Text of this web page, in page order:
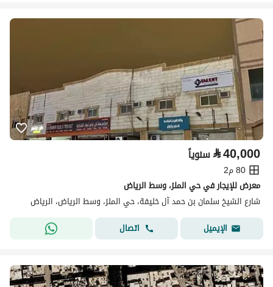
⃁40,000 سنوياً
80 م2
معرض للإيجار في حي الملز، وسط الرياض
شارع الشيخ سلمان بن حمد آل خليفة، حي الملز، وسط الرياض، الرياض
الإيميل
اتصال